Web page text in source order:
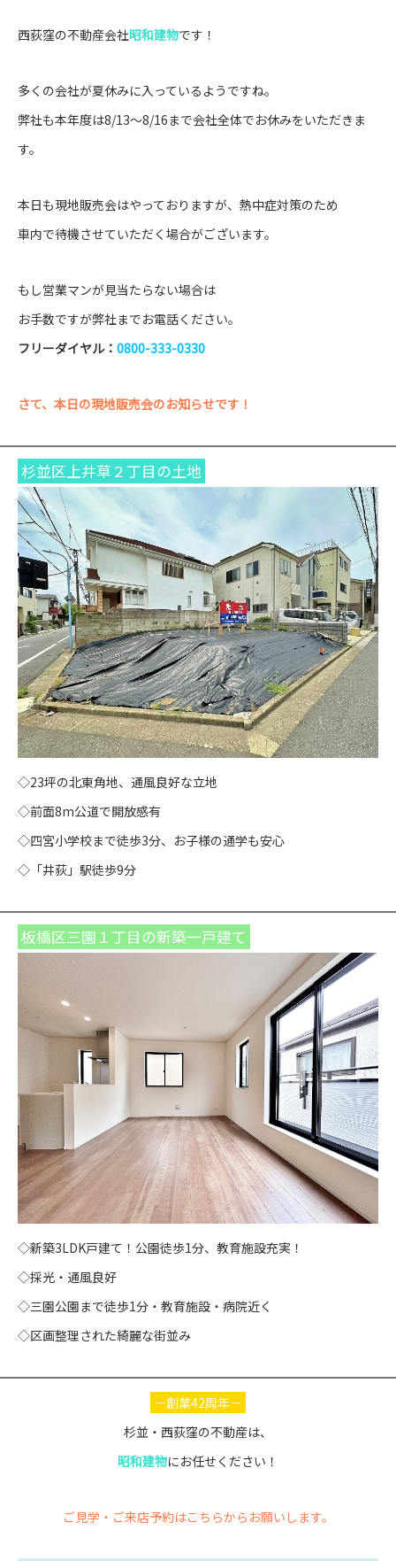
西荻窪の不動産会社昭和建物です！
多くの会社が夏休みに入っているようですね。
弊社も本年度は8/13～8/16まで会社全体でお休みをいただきま
す。
本日も現地販売会はやっておりますが、熱中症対策のため
車内で待機させていただく場合がございます。
もし営業マンが見当たらない場合は
お手数ですが弊社までお電話ください。
フリーダイヤル： 0800-333-0330
さて、本日の現地販売会のお知らせです！
杉並区上井草２丁目の土地
◇23坪の北東角地、通風良好な立地
◇前面8m公道で開放感有
◇四宮小学校まで徒歩3分、お子様の通学も安心
◇「井荻」駅徒歩9分
板橋区三園１丁目の新築一戸建て
◇新築3LDK戸建て！公園徒歩1分、教育施設充実！
◇採光・通風良好
◇三園公園まで徒歩1分・教育施設・病院近く
◇区画整理された綺麗な街並み
－創業42周年－
杉並・西荻窪の不動産は、
昭和建物にお任せください！
ご見学・ご来店予約はこちらからお願いします。